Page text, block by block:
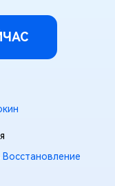
Восстановление